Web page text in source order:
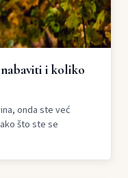
nabaviti i koliko
onda ste već
što ste se